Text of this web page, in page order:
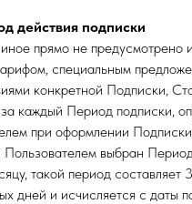
действия подписки
прямо не предусмотрено
специальным
конкретной Подписки,
каждый Период подписки,
при оформлении
Пользователем выбран
такой период составляет
дней и исчисляется с даты